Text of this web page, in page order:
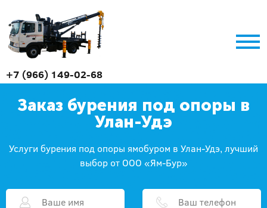
+7 (966) 149-02-68
Заказ бурения под опоры в
Улан-Удэ
Услуги бурения под опоры ямобуром в Улан-Удэ, лучший
выбор от ООО «Ям-Бур»